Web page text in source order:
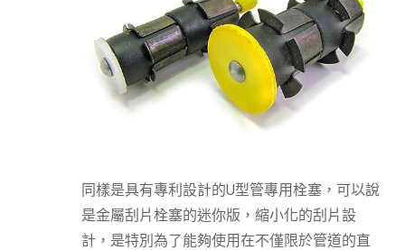
同樣是具有專利設計的U型管專用栓塞，可以說
是金屬刮片栓塞的迷你版，縮小化的刮片設
計，是特別為了能夠使用在不僅限於管道的直